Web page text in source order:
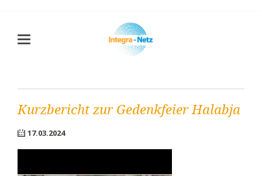
Kurzbericht zur Gedenkfeier Halabja
17.03.2024